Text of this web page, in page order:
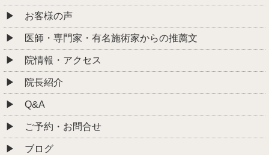
お客様の声
医師・専門家・有名施術家からの推薦文
院情報・アクセス
院長紹介
Q&A
ご予約・お問合せ
ブログ